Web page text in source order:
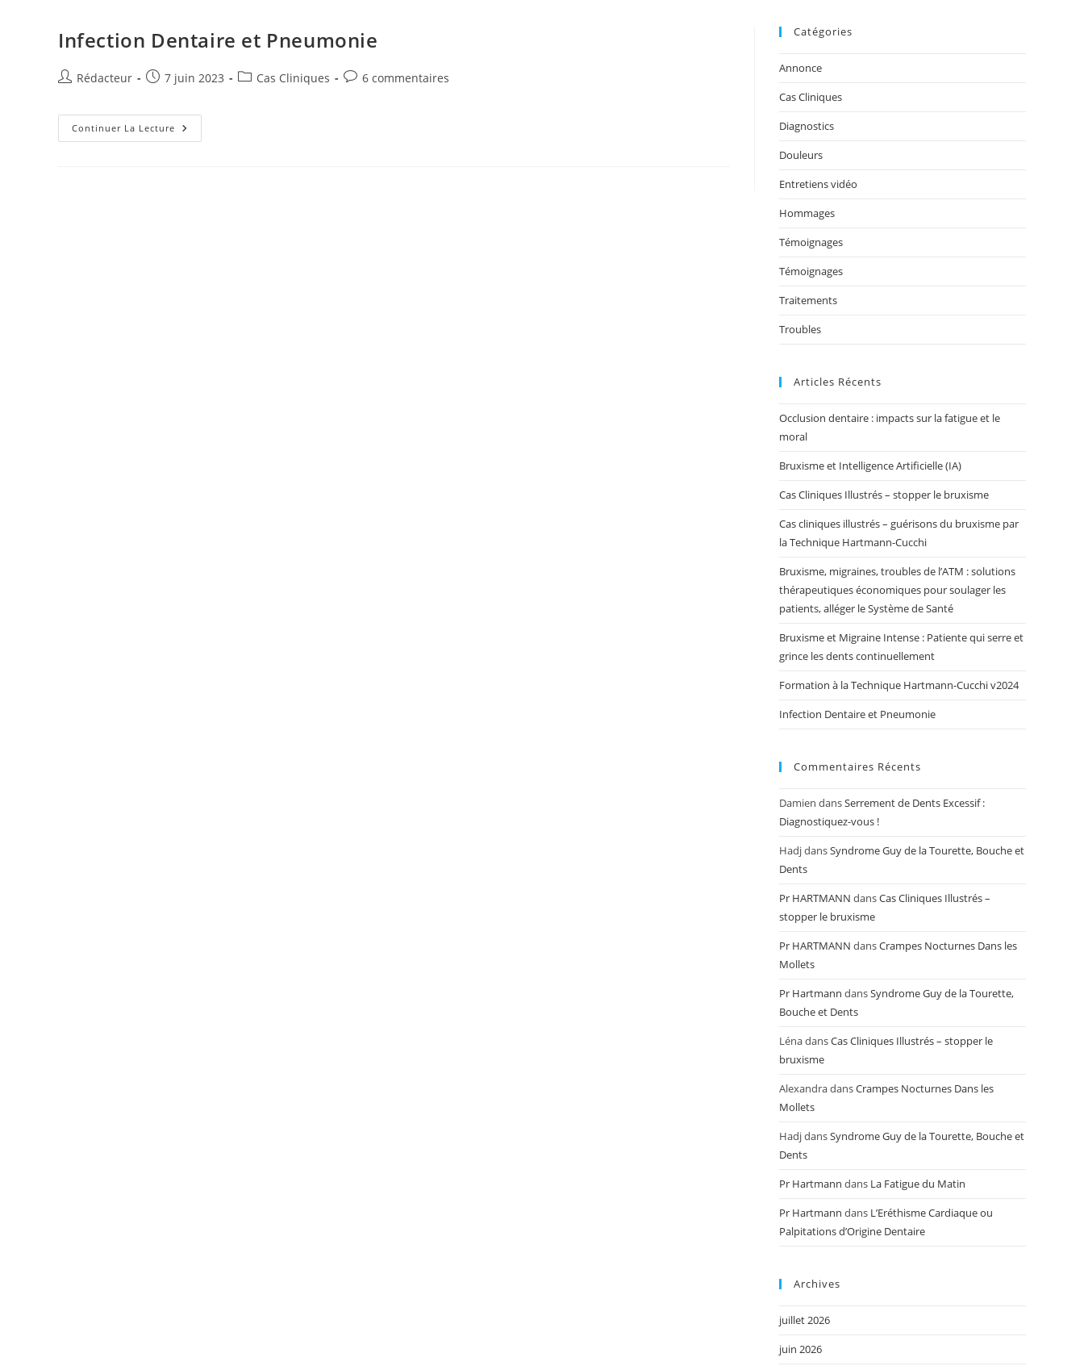
Infection Dentaire et Pneumonie
Auteur/autrice
la
publication :
Rédacteur
Publication
7 juin 2023
PostCas Cliniques
Commentaires
6 commentaires
Continuer La Lecture Infection
Dentaire
Catégories
Annonce
Cas Cliniques
Diagnostics
Douleurs
Entretiens vidéo
Hommages
Témoignages
Témoignages
Traitements
Troubles
Articles Récents
Occlusion dentaire : impacts sur la fatigue et le
moral
Bruxisme et Intelligence Artificielle (IA)
Cas Cliniques Illustrés – stopper le bruxisme
Cas cliniques illustrés – guérisons du bruxisme par
la Technique Hartmann-Cucchi
Bruxisme, migraines, troubles de l’ATM : solutions
thérapeutiques économiques pour soulager les
patients, alléger le Système de Santé
Bruxisme et Migraine Intense : Patiente qui serre et
grince les dents continuellement
Formation à la Technique Hartmann-Cucchi v2024
Infection Dentaire et Pneumonie
Commentaires Récents
Damien dansSerrement de Dents Excessif :
Diagnostiquez-vous !
HadjdansSyndrome Guy de la Tourette, Bouche et
Dents
Pr HARTMANN dansCas Cliniques Illustrés –
stopper le bruxisme
Pr HARTMANN dansCrampes Nocturnes Dans les
Mollets
Pr Hartmann dansSyndrome Guy de la Tourette,
Bouche et Dents
LénadansCas Cliniques Illustrés – stopper le
bruxisme
AlexandradansCrampes Nocturnes Dans les
Mollets
HadjdansSyndrome Guy de la Tourette, Bouche et
Dents
Pr Hartmann dans La Fatigue du Matin
Pr Hartmann dans L’Eréthisme Cardiaque ou
Palpitations d’Origine Dentaire
Archives
juillet 2026
juin 2026